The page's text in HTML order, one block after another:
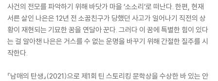
사건의 전모를 파악하기 위해 바닷가 마을 ‘소소리’로 떠난다. 한편, 현재
서른 살인 나은은 12년 전 소꿉친구가 당했던 사고가 일어나기 직전의 상
황이 재현되는 기묘한 꿈을 연달아 꾼다. 그러다 이 꿈에 특별한 힘이 있다
는 걸 알아챈 나은은 거스를 수 없는 운명을 바꾸기 위해 간절한 질주를 시
작한다.
『남매의 탄생』(2021)으로 제1회 틴 스토리킹 문학상을 수상한 바 있는 안